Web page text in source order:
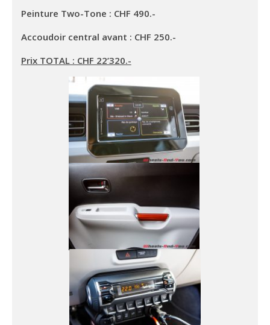
Peinture Two-Tone : CHF 490.-
Accoudoir central avant : CHF 250.-
Prix TOTAL : CHF 22’320.-